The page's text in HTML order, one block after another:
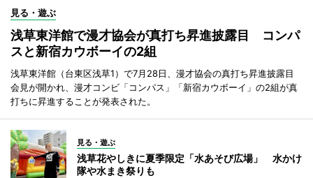
見る・遊ぶ
浅草東洋館で漫才協会が真打ち昇進披露目 コンパ
スと新宿カウボーイの2組
浅草東洋館（台東区浅草1）で7月28日、漫才協会の真打ち昇進披露目
会見が開かれ、漫才コンビ「コンパス」「新宿カウボーイ」の2組が真
打ちに昇進することが発表された。
見る・遊ぶ
浅草花やしきに夏季限定「水あそび広場」 水かけ
隊や水まき祭りも